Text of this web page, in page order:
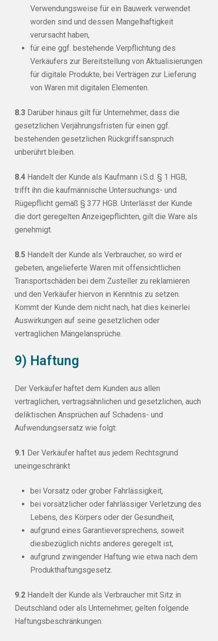
Verwendungsweise für ein Bauwerk verwendet
worden sind und dessen Mangelhaftigkeit
verursacht haben,
für eine ggf. bestehende Verpflichtung des
Verkäufers zur Bereitstellung von Aktualisierungen
für digitale Produkte, bei Verträgen zur Lieferung
von Waren mit digitalen Elementen.
8.3 Darüber hinaus gilt für Unternehmer, dass die
gesetzlichen Verjährungsfristen für einen ggf.
bestehenden gesetzlichen Rückgriffsanspruch
unberührt bleiben.
8.4 Handelt der Kunde als Kaufmann i.S.d. § 1 HGB,
trifft ihn die kaufmännische Untersuchungs- und
Rügepflicht gemäß § 377 HGB. Unterlässt der Kunde
die dort geregelten Anzeigepflichten, gilt die Ware als
genehmigt.
8.5 Handelt der Kunde als Verbraucher, so wird er
gebeten, angelieferte Waren mit offensichtlichen
Transportschäden bei dem Zusteller zu reklamieren
und den Verkäufer hiervon in Kenntnis zu setzen.
Kommt der Kunde dem nicht nach, hat dies keinerlei
Auswirkungen auf seine gesetzlichen oder
vertraglichen Mängelansprüche.
9) Haftung
Der Verkäufer haftet dem Kunden aus allen
vertraglichen, vertragsähnlichen und gesetzlichen, auch
deliktischen Ansprüchen auf Schadens- und
Aufwendungsersatz wie folgt:
9.1 Der Verkäufer haftet aus jedem Rechtsgrund
uneingeschränkt
bei Vorsatz oder grober Fahrlässigkeit,
bei vorsätzlicher oder fahrlässiger Verletzung des
Lebens, des Körpers oder der Gesundheit,
aufgrund eines Garantieversprechens, soweit
diesbezüglich nichts anderes geregelt ist,
aufgrund zwingender Haftung wie etwa nach dem
Produkthaftungsgesetz.
9.2 Handelt der Kunde als Verbraucher mit Sitz in
Deutschland oder als Unternehmer, gelten folgende
Haftungsbeschränkungen: